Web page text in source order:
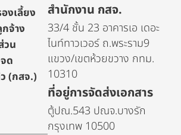
งเลี้ยง
จ้าง
วน
ด
(กสจ.)
สำนักงาน กสจ.
33/4 ชั้น 23 อาคารเอ เดอะ
ไนท์ทาวเวอร์ ถ.พระราม9
แขวง/เขตห้วยขวาง กทม.
10310
ที่อยู่การจัดส่งเอกสาร
ตู้ปณ.543 ปณจ.บางรัก
กรุงเทพ 10500